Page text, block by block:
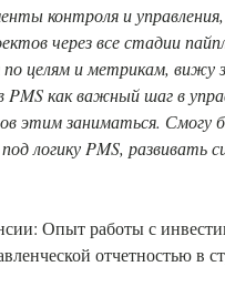
контроля и
через все стадии
целям и метрикам, вижу
PMS как важный шаг в
этим заниматься. Смогу
логику PMS, развивать
Опыт работы с
отчетностью в